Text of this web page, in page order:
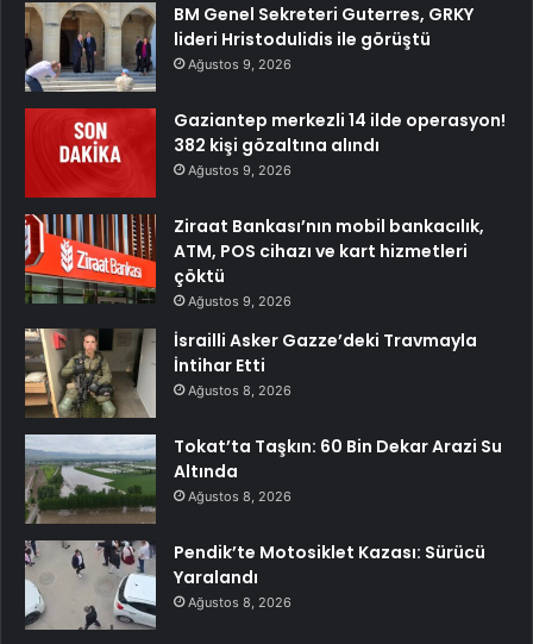
BM Genel Sekreteri Guterres, GRKY
lideri Hristodulidis ile görüştü
Ağustos 9, 2026
Gaziantep merkezli 14 ilde operasyon!
382 kişi gözaltına alındı
Ağustos 9, 2026
Ziraat Bankası’nın mobil bankacılık,
ATM, POS cihazı ve kart hizmetleri
çöktü
Ağustos 9, 2026
İsrailli Asker Gazze’deki Travmayla
İntihar Etti
Ağustos 8, 2026
Tokat’ta Taşkın: 60 Bin Dekar Arazi Su
Altında
Ağustos 8, 2026
Pendik’te Motosiklet Kazası: Sürücü
Yaralandı
Ağustos 8, 2026